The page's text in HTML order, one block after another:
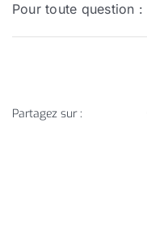
Pour toute question :
Partagez sur :